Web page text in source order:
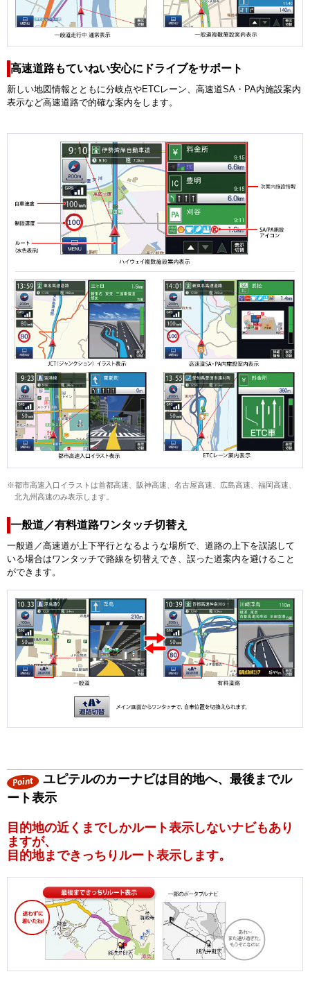
高速道路もていねい安心にドライブをサポート
新しい地図情報とともに分岐点やETCレーン、高速道SA・PA内施設案内
表示など高速道路で的確な案内をします。
※都市高速入口イラストは首都高速、阪神高速、名古屋高速、広島高速、福岡高速、
北九州高速のみ表示します。
一般道／有料道路ワンタッチ切替え
一般道／高速道が上下平行となるような場所で、道路の上下を誤認して
いる場合はワンタッチで路線を切替えでき、誤った道案内を避けること
ができます。
ユピテルのカーナビは目的地へ、最後までル
ート表示
目的地の近くまでしかルート表示しないナビもあり
ますが、
目的地まできっちりルート表示します。